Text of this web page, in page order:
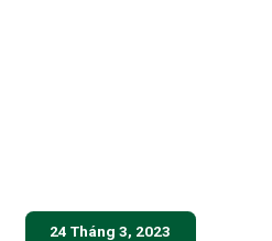
24 Tháng 3, 2023